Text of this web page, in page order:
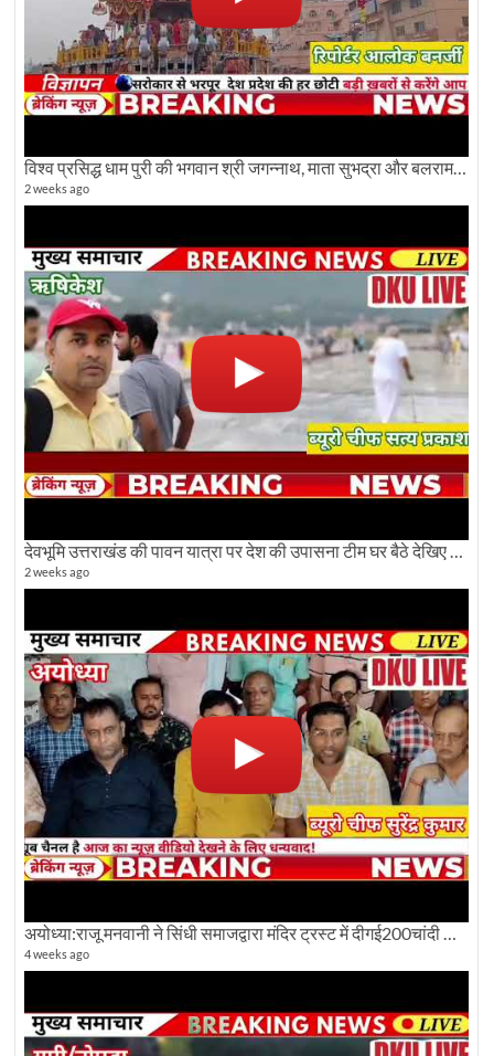
विश्व प्रसिद्ध धाम पुरी की भगवान श्री जगन्नाथ, माता सुभद्रा और बलराम जी की भव्य शोभा यात्रा देखिए
2 weeks ago
2 weeks ago
4 weeks ago